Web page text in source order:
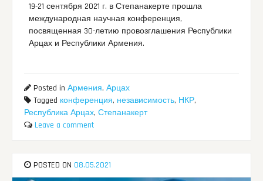
19-21 сентября 2021 г. в Степанакерте прошла
международная научная конференция,
посвященная 30-летию провозглашения Республики
Арцах и Республики Армения.
Posted inАрмения,Арцах
Tagged конференция, независимость, НКР,
Республика Арцах,Степанакерт
Leave a comment
POSTED ON 08.05.2021